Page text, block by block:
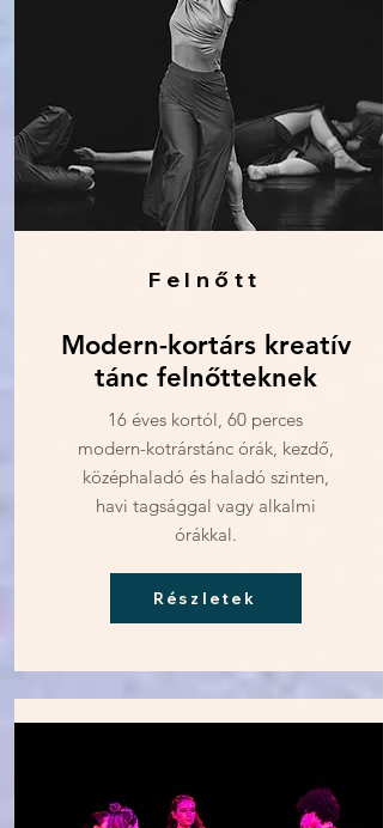
Felnőtt
Modern-kortárs kreatív
tánc felnőtteknek
16 éves kortól, 60 perces
modern-kotrárstánc órák, kezdő,
középhaladó és haladó szinten,
havi tagsággal vagy alkalmi
órákkal.
Részletek